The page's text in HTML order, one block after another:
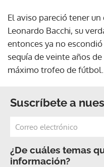
El aviso pareció tener
Leonardo Bacchi, su
entonces ya no
sequía de veinte años
máximo trofeo de fútbol.
Suscríbete a
¿De cuáles temas
información?